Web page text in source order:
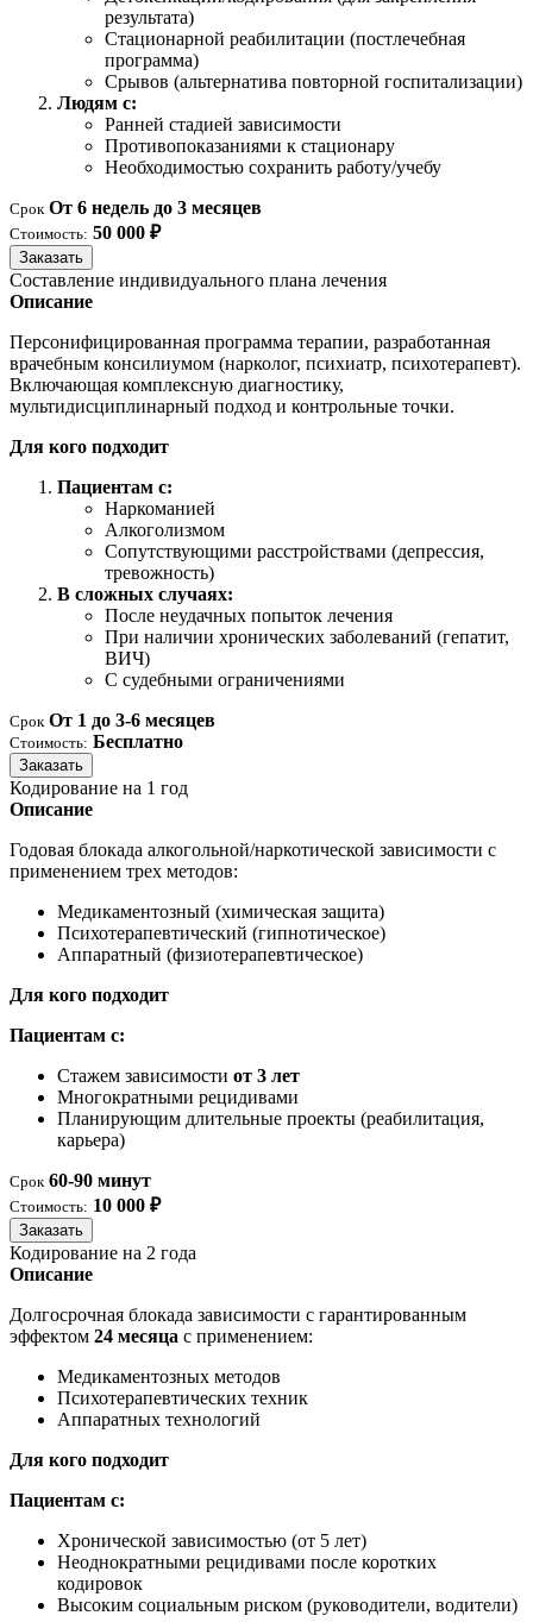
результата)
Стационарной реабилитации (постлечебная
программа)
Срывов (альтернатива повторной госпитализации)
Людям с:
Ранней стадией зависимости
Противопоказаниями к стационару
Необходимостью сохранить работу/учебу
Срок От 6 недель до 3 месяцев
Стоимость: 50 000 ₽
Заказать
Составление индивидуального плана лечения
Описание
Персонифицированная программа терапии, разработанная
врачебным консилиумом (нарколог, психиатр, психотерапевт).
Включающая комплексную диагностику,
мультидисциплинарный подход и контрольные точки.
Для кого подходит
Пациентам с:
Наркоманией
Алкоголизмом
Сопутствующими расстройствами (депрессия,
тревожность)
В сложных случаях:
После неудачных попыток лечения
При наличии хронических заболеваний (гепатит,
ВИЧ)
С судебными ограничениями
Срок От 1 до 3-6 месяцев
Стоимость: Бесплатно
Заказать
Кодирование на 1 год
Описание
Годовая блокада алкогольной/наркотической зависимости с
применением трех методов:
Медикаментозный (химическая защита)
Психотерапевтический (гипнотическое)
Аппаратный (физиотерапевтическое)
Для кого подходит
Пациентам с:
Стажем зависимости от 3 лет
Многократными рецидивами
Планирующим длительные проекты (реабилитация,
карьера)
Срок 60-90 минут
Стоимость: 10 000 ₽
Заказать
Кодирование на 2 года
Описание
Долгосрочная блокада зависимости с гарантированным
эффектом 24 месяца с применением:
Медикаментозных методов
Психотерапевтических техник
Аппаратных технологий
Для кого подходит
Пациентам с:
Хронической зависимостью (от 5 лет)
Неоднократными рецидивами после коротких
кодировок
Высоким социальным риском (руководители, водители)